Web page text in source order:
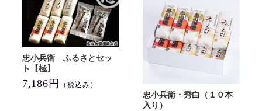
忠小兵衛 ふるさとセッ
ト【極】
7,186円 （税込み）
忠小兵衛・秀白（１０本
入り）